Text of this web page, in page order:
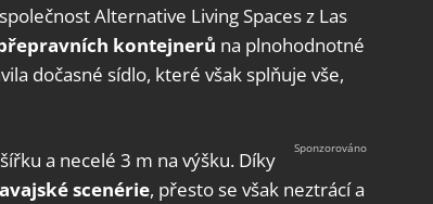
Alternative Living Spaces z Las
kontejnerů na plnohodnotné
dočasné sídlo, které však splňuje vše,
a necelé 3 m na výšku. Díky
scenérie, přesto se však neztrácí a